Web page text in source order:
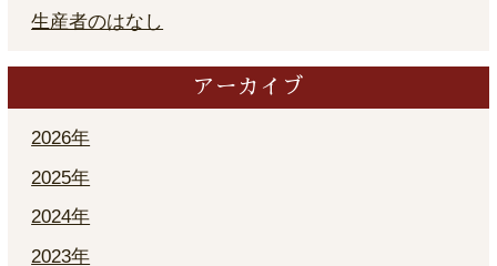
生産者のはなし
アーカイブ
2026年
2025年
2024年
2023年